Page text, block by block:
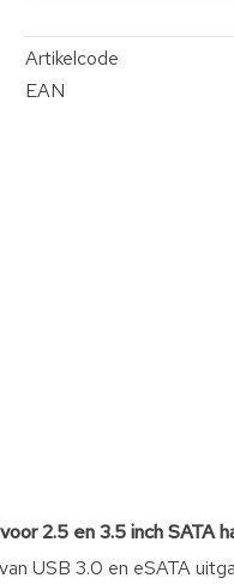
Artikelcode
EAN
2.5 en 3.5 inch SATA
USB 3.0 en eSATA